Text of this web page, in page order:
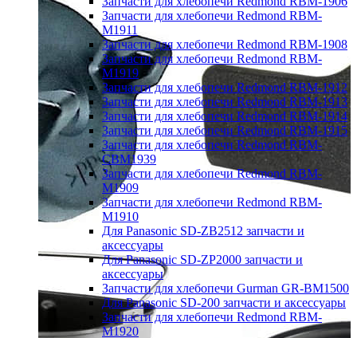
Запчасти для хлебопечи Redmond RBM-
M1911
Запчасти для хлебопечи Redmond RBM-1908
Запчасти для хлебопечи Redmond RBM-
M1919
Запчасти для хлебопечи Redmond RBM-1912
Запчасти для хлебопечи Redmond RBM-1913
Запчасти для хлебопечи Redmond RBM-1914
Запчасти для хлебопечи Redmond RBM-1915
Запчасти для хлебопечи Redmond RBM-
CBM1939
Запчасти для хлебопечи Redmond RBM-
M1909
Запчасти для хлебопечи Redmond RBM-
M1910
Для Panasonic SD-ZB2512 запчасти и
аксессуары
Для Panasonic SD-ZP2000 запчасти и
аксессуары
Запчасти для хлебопечи Gurman GR-BM1500
Для Panasonic SD-200 запчасти и аксессуары
Запчасти для хлебопечи Redmond RBM-
M1920